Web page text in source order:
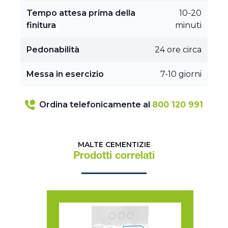
Tempo attesa prima della
finitura
10-20
minuti
Pedonabilità 24 ore circa
Messa in esercizio 7-10 giorni
Ordina telefonicamente al 800 120 991
MALTE CEMENTIZIE
Prodotti correlati